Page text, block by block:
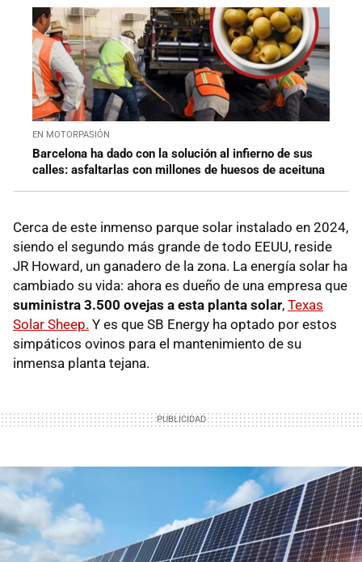
EN MOTORPASIÓN
Barcelona ha dado con la solución al infierno de sus
calles: asfaltarlas con millones de huesos de aceituna
Cerca de este inmenso parque solar instalado en 2024,
siendo el segundo más grande de todo EEUU, reside
JR Howard, un ganadero de la zona. La energía solar ha
cambiado su vida: ahora es dueño de una empresa que
suministra 3.500 ovejas a esta planta solar, Texas
Solar Sheep. Y es que SB Energy ha optado por estos
simpáticos ovinos para el mantenimiento de su
inmensa planta tejana.